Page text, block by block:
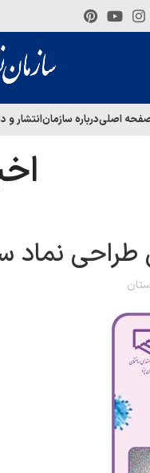
اصلیدرباره سازمانانتشار و
طراحی